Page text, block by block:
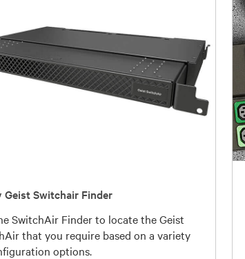
Geist Switchair Finder
SwitchAir Finder to locate the Geist
that you require based on a variety
options.